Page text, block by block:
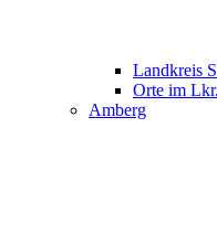
Landkreis
Orte im
Amberg